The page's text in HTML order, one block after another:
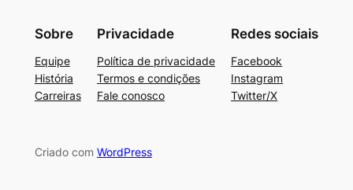
Sobre
Equipe
História
Carreiras
Privacidade
Política de privacidade
Termos e condições
Fale conosco
Redes sociais
Facebook
Instagram
Twitter/X
Criado com WordPress